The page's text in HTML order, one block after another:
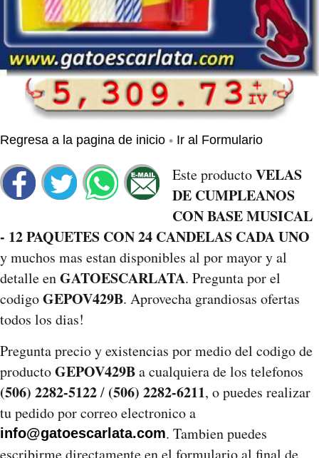
Regresa a la pagina de inicio • Ir al Formulario
Este productoVELAS
DE CUMPLEANOS
CON BASE MUSICAL
- 12 PAQUETES CON 24 CANDELAS CADA UNO
y muchos mas estan disponibles al por mayor y al
detalle enGATOESCARLATA. Pregunta por el
codigoGEPOV429B. Aprovecha grandiosas ofertas
todos los dias!
Pregunta precio y existencias por medio del codigo de
productoGEPOV429Ba cualquiera de los telefonos
(506) 2282-5122/ (506) 2282-6211, o puedes realizar
tu pedido por correo electronico a
info@gatoescarlata.com. Tambien puedes
escribirme directamente en el formulario al final de